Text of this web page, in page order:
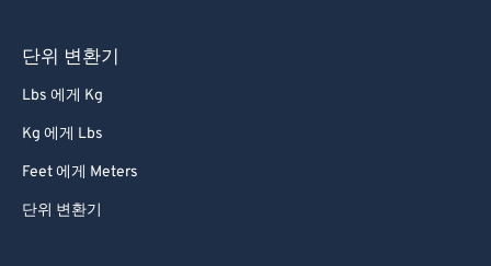
단위 변환기
Lbs 에게 Kg
Kg 에게 Lbs
Feet 에게 Meters
단위 변환기